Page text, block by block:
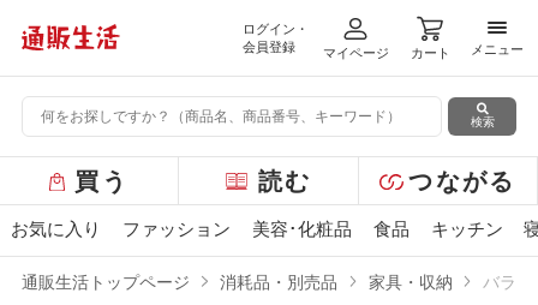
ログイン・
会員登録
マイページ カート
メニ
メニュー
検索
ー
バ
買う 読む つながる
お気に入り ファッション 美容･化粧品 食品 キッチン
通販生活トップページ 消耗品・別売品 家具・収納 バラン